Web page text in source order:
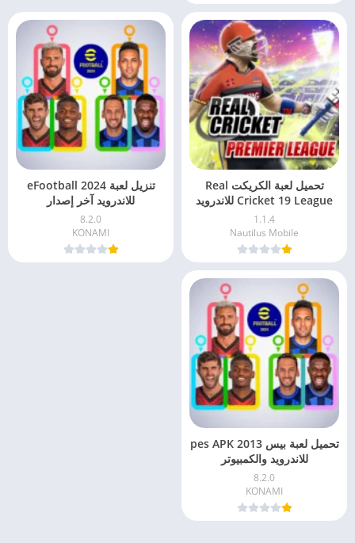
تحميل لعبة الكريكت Real
Cricket 19 League للاندرويد
1.1.4
Nautilus Mobile
تنزيل لعبة eFootball 2024
للاندرويد آخر إصدار
8.2.0
KONAMI
تحميل لعبة بيس 2013 pes APK
للاندرويد والكمبيوتر
8.2.0
KONAMI